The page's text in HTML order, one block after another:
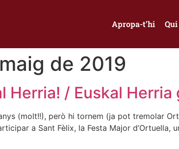
Apropa-t’hi
de 2019
Herria! / Euskal
(molt!!), però hi tornem (ja pot tremolar
a Sant Fèlix, la Festa Major d’Ortuella,